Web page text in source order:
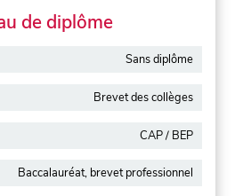
de diplôme
Sans diplôme
Brevet des collèges
CAP / BEP
Baccalauréat, brevet professionnel